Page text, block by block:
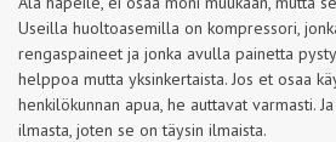
Useilla huoltoasemilla on kompressori,
rengaspaineet ja jonka avulla painetta
helppoa mutta yksinkertaista. Jos et osaa
henkilökunnan apua, he auttavat varmasti.
ilmasta, joten se on täysin ilmaista.